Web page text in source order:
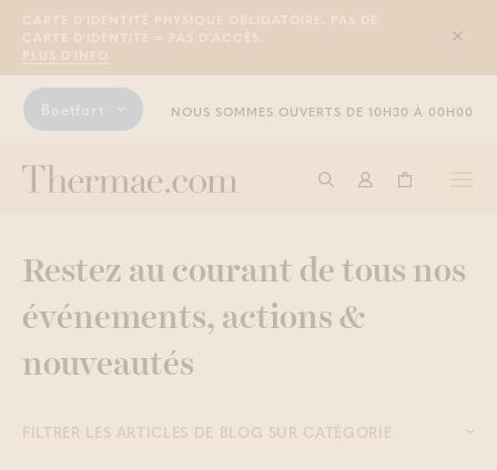
CARTE D'IDENTITÉ PHYSIQUE OBLIGATOIRE. PAS DE
CARTE D'IDENTITÉ = PAS D'ACCÈS.
PLUS D'INFO
Sluit
Boetfort NOUS SOMMES OUVERTS DE 10H30 À 00H00
Commencer à
Connexion
Panier
Restez au courant de tous nos
événements, actions &
nouveautés
FILTRER LES ARTICLES DE BLOG SUR CATÉGORIE